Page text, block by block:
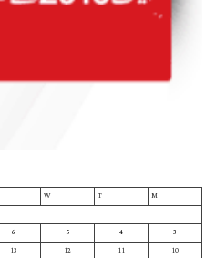
M
T
W
3
4
5
6
10
11
12
13